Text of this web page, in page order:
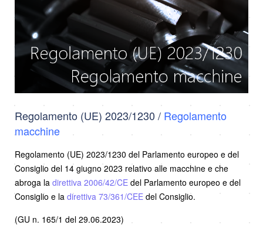
Regolamento (UE) 2023/1230 / Regolamento
macchine
Regolamento (UE) 2023/1230 del Parlamento europeo e del
Consiglio del 14 giugno 2023 relativo alle macchine e che
abroga la direttiva 2006/42/CE del Parlamento europeo e del
Consiglio e la direttiva 73/361/CEE del Consiglio.
(GU n. 165/1 del 29.06.2023)